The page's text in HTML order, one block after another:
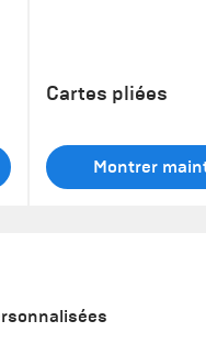
Cartes pliées
Montrer